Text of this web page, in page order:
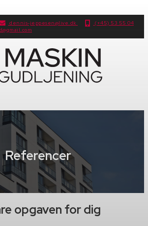
dennis-jeppesen@live.dk
(+45) 53 55 04
Referencer
opgaven for dig